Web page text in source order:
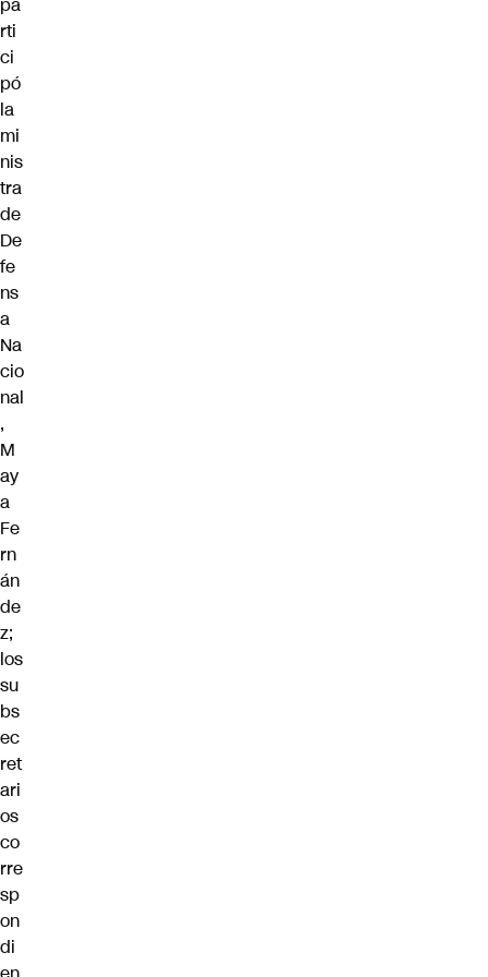
rti
ci
pó
la
mi
nis
tra
de
De
fe
ns
a
Na
cio
nal
,
M
ay
a
Fe
rn
án
de
z;
los
su
bs
ec
ret
ari
os
co
rre
sp
on
di